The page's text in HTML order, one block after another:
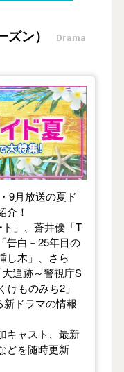
ン） Drama
ド
9月放送の夏ド
介！
」、蒼井優「T
告白－25年目の
し木」、さら
追跡～警視庁S
ものみち2」
ドラマの情報
キャスト、最新
どを随時更新